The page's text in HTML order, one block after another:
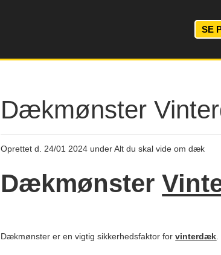
SE
Dækmønster
Oprettet d. 24/01 2024 under Alt du skal vide om dæk
Dækmønster
Dækmønster er en vigtig sikkerhedsfaktor forvinterdæk